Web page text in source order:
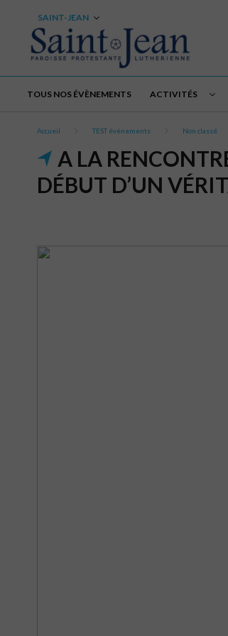
SAINT-JEAN
TOUS NOS ÉVÈNEMENTS ACTIVITÉS
Accueil TEST évènements Non classé
A LA
DÉBUT D’UN